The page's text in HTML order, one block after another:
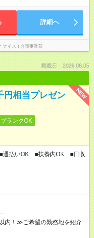
詳細へ
ナイス！介護事業部
掲載日：2026.08.05
NEW
円相当プレゼン
ブランクOK
週払いOK ■扶養内OK ■日収
…
内！≫ご希望の勤務地を紹介